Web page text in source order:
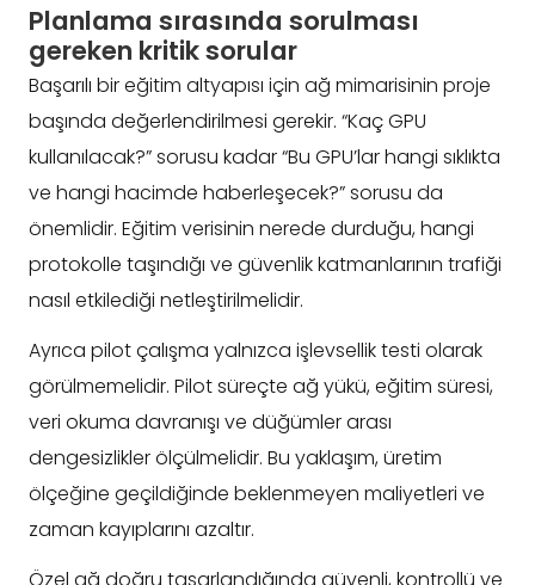
Planlama sırasında sorulması
gereken kritik sorular
Başarılı bir eğitim altyapısı için ağ mimarisinin proje
başında değerlendirilmesi gerekir. “Kaç GPU
kullanılacak?” sorusu kadar “Bu GPU’lar hangi sıklıkta
ve hangi hacimde haberleşecek?” sorusu da
önemlidir. Eğitim verisinin nerede durduğu, hangi
protokolle taşındığı ve güvenlik katmanlarının trafiği
nasıl etkilediği netleştirilmelidir.
Ayrıca pilot çalışma yalnızca işlevsellik testi olarak
görülmemelidir. Pilot süreçte ağ yükü, eğitim süresi,
veri okuma davranışı ve düğümler arası
dengesizlikler ölçülmelidir. Bu yaklaşım, üretim
ölçeğine geçildiğinde beklenmeyen maliyetleri ve
zaman kayıplarını azaltır.